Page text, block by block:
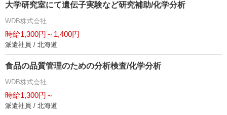
大学研究室にて遺伝子実験など研究補助/化学分析
WDB株式会社
時給1,300円～1,400円
派遣社員 / 北海道
食品の品質管理のための分析検査/化学分析
WDB株式会社
時給1,300円～
派遣社員 / 北海道